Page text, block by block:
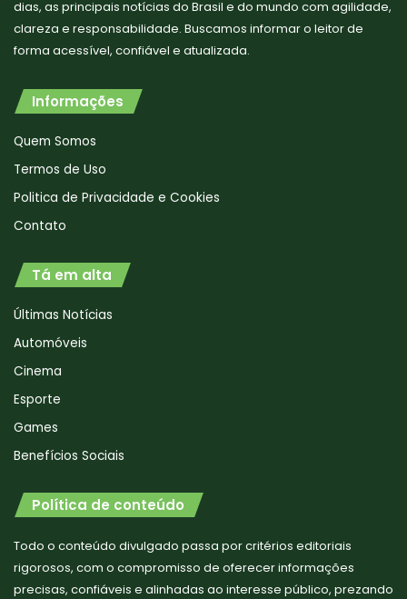
dias, as principais notícias do Brasil e do mundo com agilidade,
clareza e responsabilidade. Buscamos informar o leitor de
forma acessível, confiável e atualizada.
Informações
Quem Somos
Termos de Uso
Politica de Privacidade e Cookies
Contato
Tá em alta
Últimas Notícias
Automóveis
Cinema
Esporte
Games
Benefícios Sociais
Política de conteúdo
Todo o conteúdo divulgado passa por critérios editoriais
rigorosos, com o compromisso de oferecer informações
precisas, confiáveis e alinhadas ao interesse público, prezando